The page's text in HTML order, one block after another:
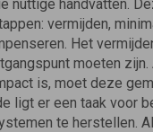
nuttige handvatten.
vermijden,
Het
moeten zijn.
is, moet deze
ligt er een taak voor
te herstellen.